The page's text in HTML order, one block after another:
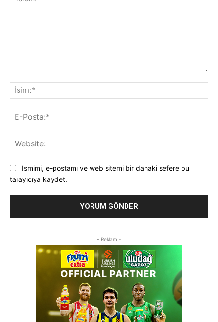
Ismimi, e-postamı ve web sitemi bir dahaki sefere bu
tarayıcıya kaydet.
- Reklam -